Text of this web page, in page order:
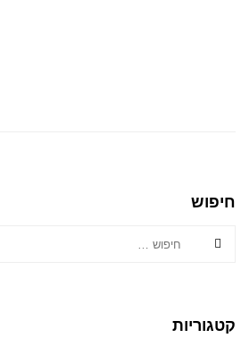
חיפוש
קטגוריות